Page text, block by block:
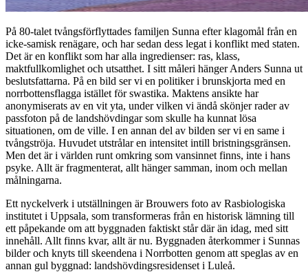
På 80-talet tvångsförflyttades familjen Sunna efter klagomål från en
icke-samisk renägare, och har sedan dess legat i konflikt med staten.
Det är en konflikt som har alla ingredienser: ras, klass,
maktfullkomlighet och utsatthet. I sitt måleri hänger Anders Sunna ut
beslutsfattarna. På en bild ser vi en politiker i brunskjorta med en
norrbottensflagga istället för swastika. Maktens ansikte har
anonymiserats av en vit yta, under vilken vi ändå skönjer rader av
passfoton på de landshövdingar som skulle ha kunnat lösa
situationen, om de ville. I en annan del av bilden ser vi en same i
tvångströja. Huvudet utstrålar en intensitet intill bristningsgränsen.
Men det är i världen runt omkring som vansinnet finns, inte i hans
psyke. Allt är fragmenterat, allt hänger samman, inom och mellan
målningarna.
Ett nyckelverk i utställningen är Brouwers foto av Rasbiologiska
institutet i Uppsala, som transformeras från en historisk lämning till
ett påpekande om att byggnaden faktiskt står där än idag, med sitt
innehåll. Allt finns kvar, allt är nu. Byggnaden återkommer i Sunnas
bilder och knyts till skeendena i Norrbotten genom att speglas av en
annan gul byggnad: landshövdingsresidenset i Luleå.